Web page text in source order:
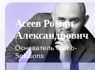
Асеев Роман
Александрович
Основатель Oweb-
Solutions